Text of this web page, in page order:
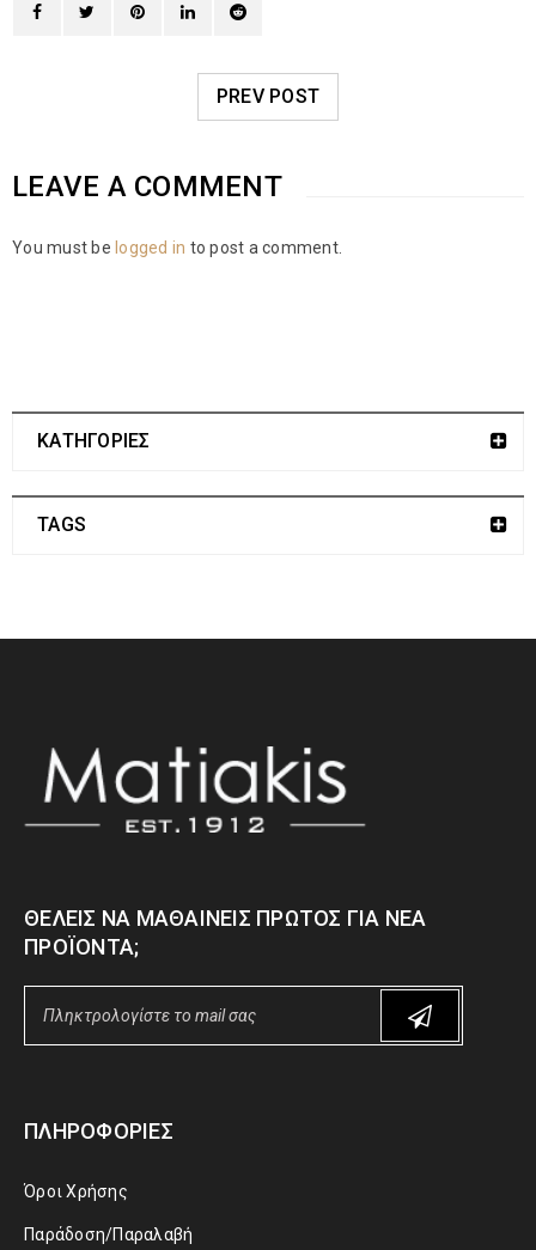
PREV POST
LEAVE A COMMENT
You must be logged in to post a comment.
ΚΑΤΗΓΟΡΙΕΣ
TAGS
ΘΈΛΕΙΣ ΝΑ ΜΑΘΑΊΝΕΙΣ ΠΡΏΤΟΣ ΓΙΑ ΝΈΑ
ΠΡΟΪΌΝΤΑ;
ΠΛΗΡΟΦΟΡΊΕΣ
Όροι Χρήσης
Παράδοση/Παραλαβή